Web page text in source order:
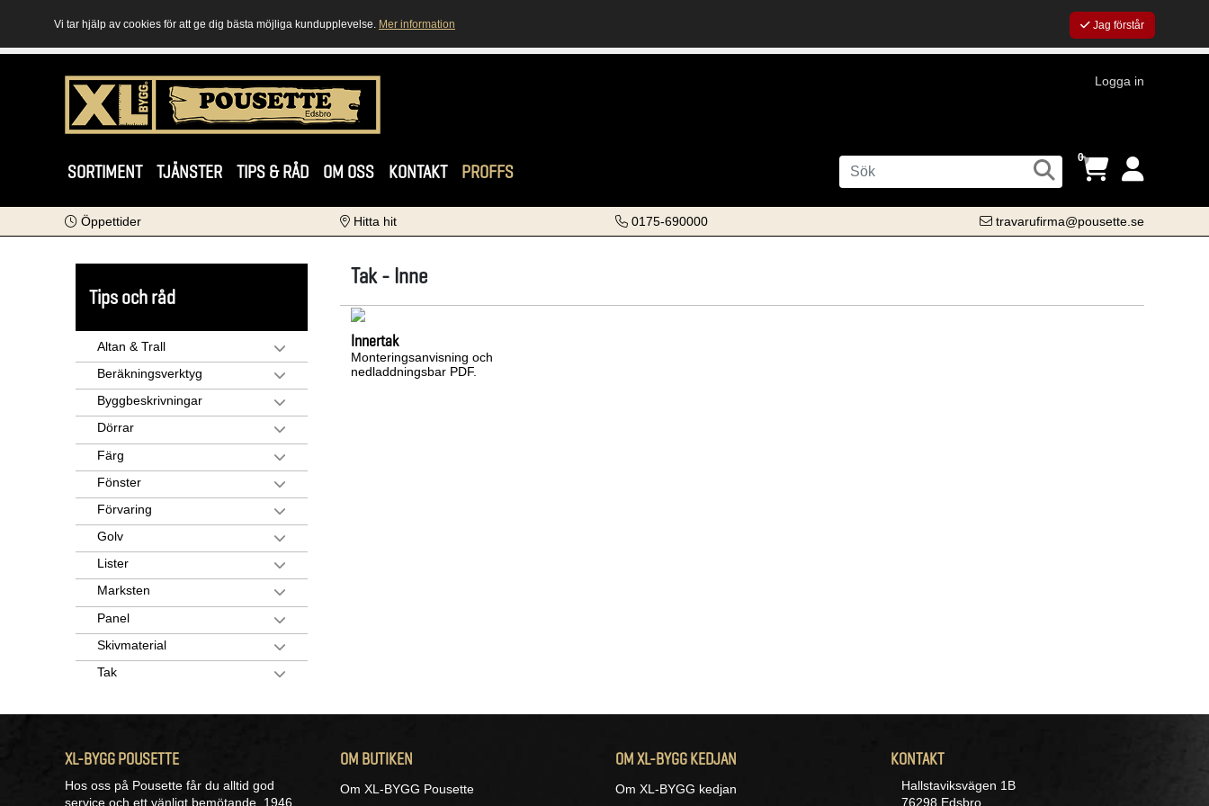
Vi tar hjälp av cookies för att ge dig bästa möjliga kundupplevelse. Mer information Jag förstår
Logga in
SORTIMENT TJÄNSTER TIPS & RÅD OM OSS KONTAKT PROFFS
0
Öppettider Hitta hit 0175-690000 travarufirma@pousette.se
Tips och råd
Altan & Trall
Beräkningsverktyg
Byggbeskrivningar
Dörrar
Färg
Fönster
Förvaring
Golv
Lister
Marksten
Panel
Skivmaterial
Tak
Tak - Inne
Innertak
Monteringsanvisning och
nedladdningsbar PDF.
XL-BYGG POUSETTE
Hos oss på Pousette får du alltid god
service och ett vänligt bemötande. 1946
OM BUTIKEN
Om XL-BYGG Pousette
OM XL-BYGG KEDJAN
Om XL-BYGG kedjan
KONTAKT
Hallstaviksvägen 1B
76298 Edsbro